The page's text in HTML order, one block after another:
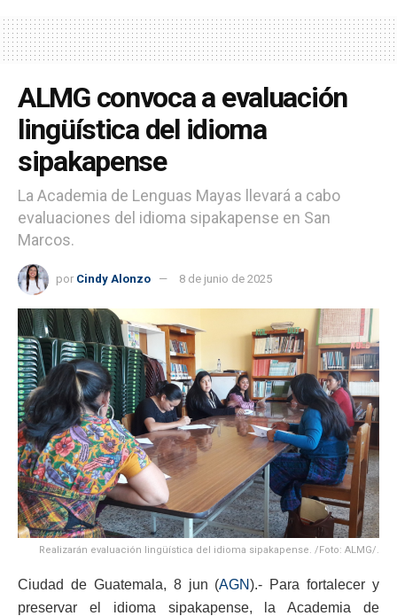
ALMG convoca a evaluación
lingüística del idioma
sipakapense
La Academia de Lenguas Mayas llevará a cabo
evaluaciones del idioma sipakapense en San
Marcos.
por Cindy Alonzo 8 de junio de 2025
Realizarán evaluación lingüística del idioma sipakapense. /Foto: ALMG/.
Ciudad de Guatemala, 8 jun (AGN).- Para fortalecer y
preservar el idioma sipakapense, la Academia de